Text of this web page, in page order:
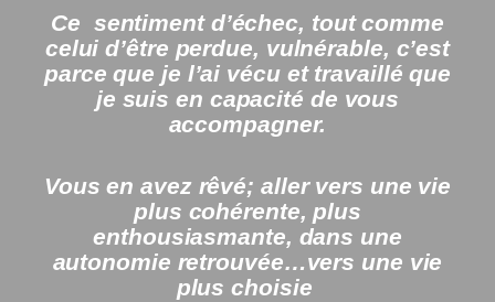
Ce sentiment d’échec, tout comme
celui d’être perdue, vulnérable, c’est
parce que je l’ai vécu et travaillé que
je suis en capacité de vous
accompagner.
Vous en avez rêvé; aller vers une vie
plus cohérente, plus
enthousiasmante, dans une
autonomie retrouvée…vers une vie
plus choisie